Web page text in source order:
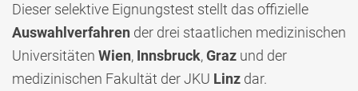
Dieser selektive Eignungstest stellt das offizielle
Auswahlverfahren der drei staatlichen medizinischen
Universitäten Wien, Innsbruck,Graz und der
medizinischen Fakultät der JKU Linz dar.